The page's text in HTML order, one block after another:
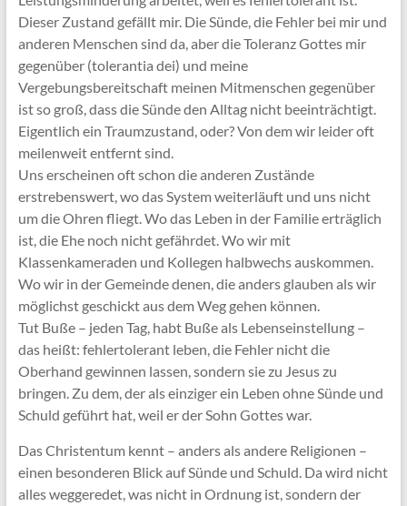
Dieser Zustand gefällt mir. Die Sünde, die Fehler bei mir und
anderen Menschen sind da, aber die Toleranz Gottes mir
gegenüber (tolerantia dei) und meine
Vergebungsbereitschaft meinen Mitmenschen gegenüber
ist so groß, dass die Sünde den Alltag nicht beeinträchtigt.
Eigentlich ein Traumzustand, oder? Von dem wir leider oft
meilenweit entfernt sind.
Uns erscheinen oft schon die anderen Zustände
erstrebenswert, wo das System weiterläuft und uns nicht
um die Ohren fliegt. Wo das Leben in der Familie erträglich
ist, die Ehe noch nicht gefährdet. Wo wir mit
Klassenkameraden und Kollegen halbwechs auskommen.
Wo wir in der Gemeinde denen, die anders glauben als wir
möglichst geschickt aus dem Weg gehen können.
Tut Buße – jeden Tag, habt Buße als Lebenseinstellung –
das heißt: fehlertolerant leben, die Fehler nicht die
Oberhand gewinnen lassen, sondern sie zu Jesus zu
bringen. Zu dem, der als einziger ein Leben ohne Sünde und
Schuld geführt hat, weil er der Sohn Gottes war.
Das Christentum kennt – anders als andere Religionen –
einen besonderen Blick auf Sünde und Schuld. Da wird nicht
alles weggeredet, was nicht in Ordnung ist, sondern der